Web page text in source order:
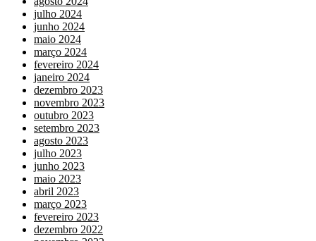
julho 2024
junho 2024
maio 2024
março 2024
fevereiro 2024
janeiro 2024
dezembro 2023
novembro 2023
outubro 2023
setembro 2023
agosto 2023
julho 2023
junho 2023
maio 2023
abril 2023
março 2023
fevereiro 2023
dezembro 2022